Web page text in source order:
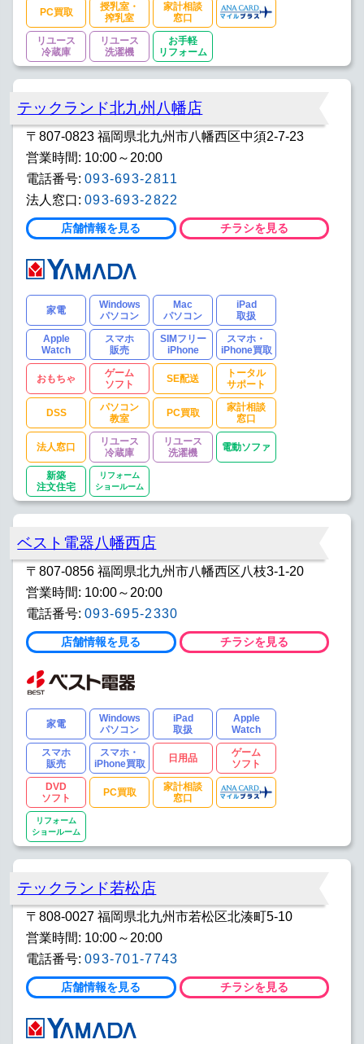
PC買取
授乳室・
搾乳室
家計相談
窓口
リユース
冷蔵庫
リユース
洗濯機
お手軽
リフォーム
テックランド北九州八幡店
〒807-0823 福岡県北九州市八幡西区中須2-7-23
営業時間: 10:00～20:00
電話番号: 093-693-2811
法人窓口: 093-693-2822
店舗情報を見る チラシを見る
家電
Windows
パソコン
Mac
パソコン
iPad
取扱
Apple
Watch
スマホ
販売
SIMフリー
iPhone
スマホ・
iPhone買取
おもちゃ
ゲーム
ソフト
SE配送
トータル
サポート
DSS
パソコン
教室
PC買取
家計相談
窓口
法人窓口
リユース
冷蔵庫
リユース
洗濯機
電動ソファ
新築
注文住宅
リフォーム
ショールーム
ベスト電器八幡西店
〒807-0856 福岡県北九州市八幡西区八枝3-1-20
営業時間: 10:00～20:00
電話番号: 093-695-2330
店舗情報を見る チラシを見る
家電
Windows
パソコン
iPad
取扱
Apple
Watch
スマホ
販売
スマホ・
iPhone買取
日用品
ゲーム
ソフト
DVD
ソフト
PC買取
家計相談
窓口
リフォーム
ショールーム
テックランド若松店
〒808-0027 福岡県北九州市若松区北湊町5-10
営業時間: 10:00～20:00
電話番号: 093-701-7743
店舗情報を見る チラシを見る